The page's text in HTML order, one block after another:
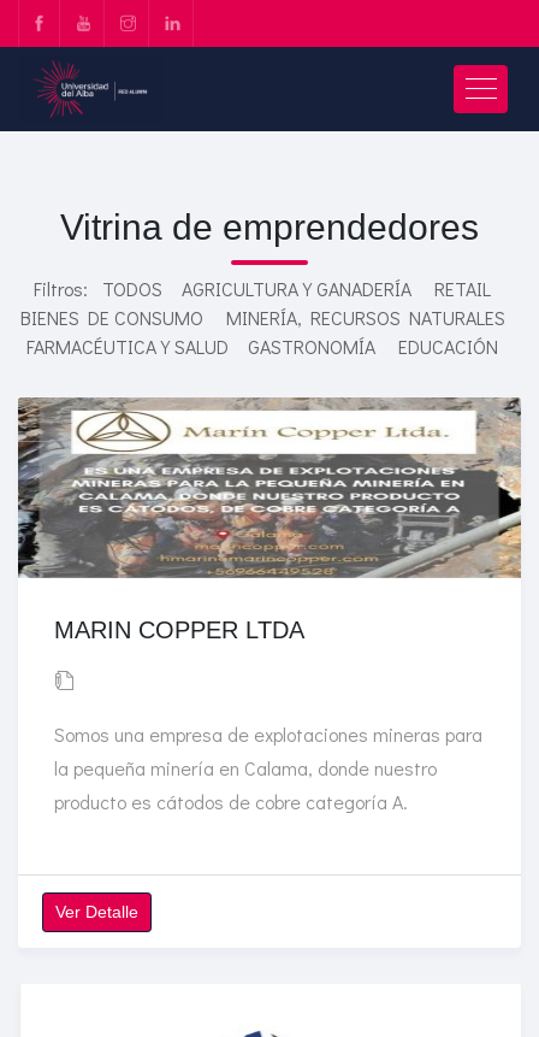
Vitrina de emprendedores
Filtros: TODOS AGRICULTURA Y GANADERÍA
RETAIL
BIENES DE CONSUMO
MINERÍA, RECURSOS NATURALES
FARMACÉUTICA Y SALUD
GASTRONOMÍA EDUCACIÓN
MARIN COPPER LTDA
Somos una empresa de explotaciones mineras para
la pequeña minería en Calama, donde nuestro
producto es cátodos de cobre categoría A.
Ver Detalle